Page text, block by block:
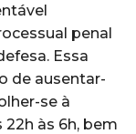
penal
Essa
de ausentar-
se à
às 6h, bem